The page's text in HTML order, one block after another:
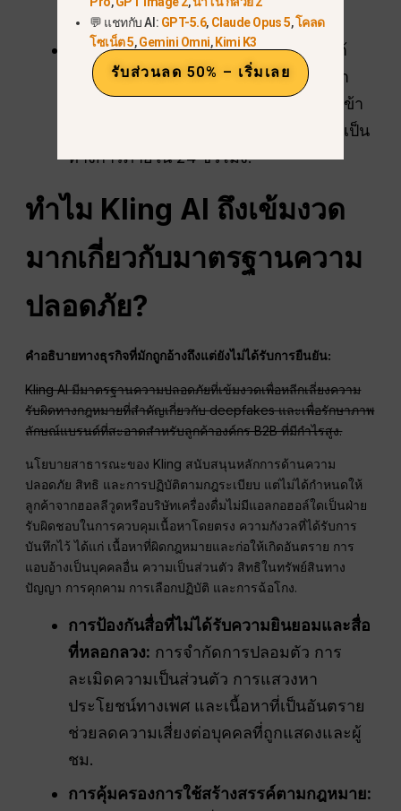
บล็อกนโยบายจะถูกคิดค่าบริการ.
การดำเนินการกับบัญชีที่เผยแพร่:ภายใต้
นโยบายผู้ใช้ปัจจุบัน, Kling อาจลบเนื้อหา
หรือระงับ บล็อก ลบ หรือยกเลิกสิทธิ์การเข้า
ถึง โดยไม่มีการกำหนดตารางเวลาอย่างเป็น
ทางการภายใน 24 ชั่วโมง.
ทำไม Kling AI ถึงเข้มงวด
มากเกี่ยวกับมาตรฐานความ
ปลอดภัย?
คำอธิบายทางธุรกิจที่มักถูกอ้างถึงแต่ยังไม่ได้รับการยืนยัน:
Kling AI มีมาตรฐานความปลอดภัยที่เข้มงวดเพื่อหลีกเลี่ยงความ
รับผิดทางกฎหมายที่สำคัญเกี่ยวกับ deepfakes และเพื่อรักษาภาพ
ลักษณ์แบรนด์ที่สะอาดสำหรับลูกค้าองค์กร B2B ที่มีกำไรสูง.
นโยบายสาธารณะของ Kling สนับสนุนหลักการด้านความ
ปลอดภัย สิทธิ และการปฏิบัติตามกฎระเบียบ แต่ไม่ได้กำหนดให้
ลูกค้าจากฮอลลีวูดหรือบริษัทเครื่องดื่มไม่มีแอลกอฮอล์ใดเป็นฝ่าย
รับผิดชอบในการควบคุมเนื้อหาโดยตรง ความกังวลที่ได้รับการ
บันทึกไว้ ได้แก่ เนื้อหาที่ผิดกฎหมายและก่อให้เกิดอันตราย การ
แอบอ้างเป็นบุคคลอื่น ความเป็นส่วนตัว สิทธิในทรัพย์สินทาง
ปัญญา การคุกคาม การเลือกปฏิบัติ และการฉ้อโกง.
การป้องกันสื่อที่ไม่ได้รับความยินยอมและสื่อ
ที่หลอกลวง: การจำกัดการปลอมตัว การ
ละเมิดความเป็นส่วนตัว การแสวงหา
ประโยชน์ทางเพศ และเนื้อหาที่เป็นอันตราย
ช่วยลดความเสี่ยงต่อบุคคลที่ถูกแสดงและผู้
ชม.
การคุ้มครองการใช้สร้างสรรค์ตามกฎหมาย:
💬 แชทกับ AI: GPT-5.6, Claude Opus 5,โคลด
โซเน็ต 5,Gemini Omni,Kimi K3
รับส่วนลด 50% – เริ่มเลย